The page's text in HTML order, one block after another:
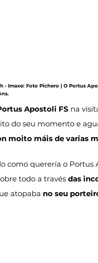
· Imaxe: Foto Pichero | O Portus
Apostoli FS na
do seu momento e
moito máis de varias
como querería o Portus
todo a través das
atopaba no seu